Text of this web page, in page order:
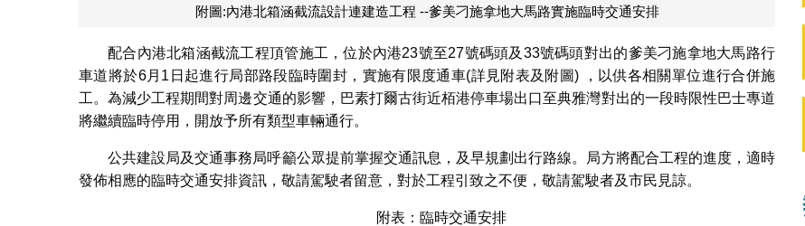
附圖:內港北箱涵截流設計連建造工程 --爹美刁施拿地大馬路實施臨時交通安排
配合內港北箱涵截流工程頂管施工，位於內港23號至27號碼頭及33號碼頭對出的爹美刁施拿地大馬路行
車道將於6月1日起進行局部路段臨時圍封，實施有限度通車(詳見附表及附圖) ，以供各相關單位進行合併施
工。為減少工程期間對周邊交通的影響，巴素打爾古街近栢港停車場出口至典雅灣對出的一段時限性巴士專道
將繼續臨時停用，開放予所有類型車輛通行。
公共建設局及交通事務局呼籲公眾提前掌握交通訊息，及早規劃出行路線。局方將配合工程的進度，適時
發佈相應的臨時交通安排資訊，敬請駕駛者留意，對於工程引致之不便，敬請駕駛者及市民見諒。
附表：臨時交通安排